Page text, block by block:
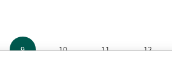
9 10 11 12